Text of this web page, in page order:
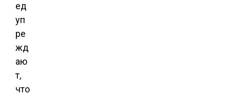
ед
уп
ре
жд
аю
т,
что